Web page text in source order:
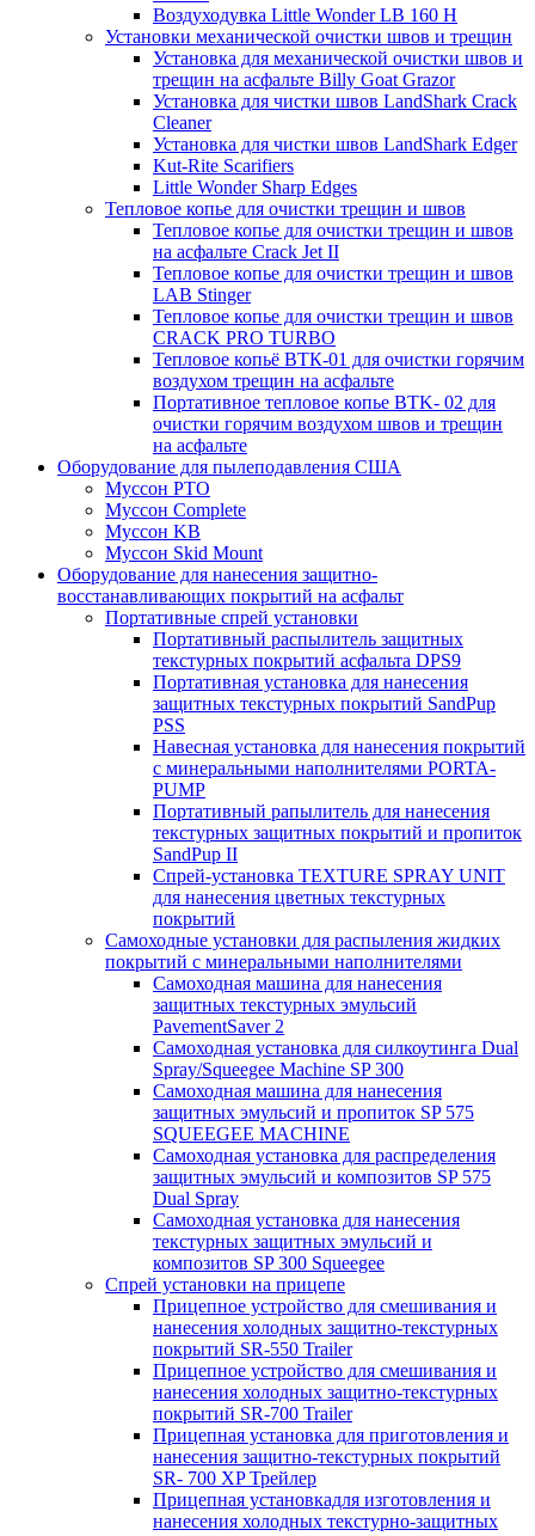
Воздуходувка Little Wonder LB 160 H
Установки механической очистки швов и трещин
Установка для механической очистки швов и
трещин на асфальте Billy Goat Grazor
Установка для чистки швов LandShark Crack
Cleaner
Установка для чистки швов LandShark Edger
Kut-Rite Scarifiers
Little Wonder Sharp Edges
Тепловое копье для очистки трещин и швов
Тепловое копье для очистки трещин и швов
на асфальте Crack Jet II
Тепловое копье для очистки трещин и швов
LAB Stinger
Тепловое копье для очистки трещин и швов
CRACK PRO TURBO
Тепловое копьё ВТК-01 для очистки горячим
воздухом трещин на асфальте
Портативное тепловое копье BTK- 02 для
очистки горячим воздухом швов и трещин
на асфальте
Оборудование для пылеподавления США
Муссон PTO
Муссон Complete
Муссон KB
Муссон Skid Mount
Оборудование для нанесения защитно-
восстанавливающих покрытий на асфальт
Портативные спрей установки
Портативный распылитель защитных
текстурных покрытий асфальта DPS9
Портативная установка для нанесения
защитных текстурных покрытий SandPup
PSS
Навесная установка для нанесения покрытий
с минеральными наполнителями PORTA-
PUMP
Портативный рапылитель для нанесения
текстурных защитных покрытий и пропиток
SandPup II
Спрей-установка TEXTURE SPRAY UNIT
для нанесения цветных текстурных
покрытий
Самоходные установки для распыления жидких
покрытий с минеральными наполнителями
Самоходная машина для нанесения
защитных текстурных эмульсий
PavementSaver 2
Самоходная установка для силкоутинга Dual
Spray/Squeegee Machine SP 300
Самоходная машина для нанесения
защитных эмульсий и пропиток SP 575
SQUEEGEE MACHINE
Самоходная установка для распределения
защитных эмульсий и композитов SP 575
Dual Spray
Самоходная установка для нанесения
текстурных защитных эмульсий и
композитов SP 300 Squeegee
Спрей установки на прицепе
Прицепное устройство для смешивания и
нанесения холодных защитно-текстурных
покрытий SR-550 Trailer
Прицепное устройство для смешивания и
нанесения холодных защитно-текстурных
покрытий SR-700 Trailer
Прицепная установка для приготовления и
нанесения защитно-текстурных покрытий
SR- 700 XP Трейлер
Прицепная установкадля изготовления и
нанесения холодных текстурно-защитных